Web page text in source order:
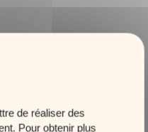
de réaliser des
Pour obtenir plus